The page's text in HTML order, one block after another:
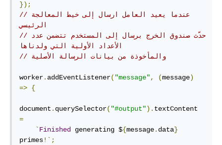
});
//عندما يعيد العامل ارسال إلى خيط المعالجة
الرئيسي
//حدّث صندوق الخرج برسال إلى المستخدم تتضمن عدد
اﻷعداد الأولية التي ولدناها
// والمأخوذة من بيانات الرسالة اﻷصلية
worker. addEventListener( "message", (message)
=> {
document . querySelector( "#output").
=
`Finished generating ${message. data}
primes!`;